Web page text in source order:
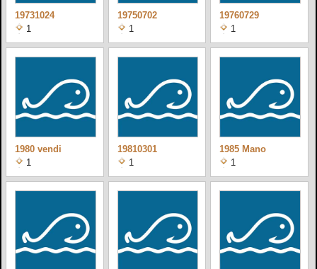
19731024
1
19750702
1
19760729
1
1980 vendi
1
19810301
1
1985 Mano
1